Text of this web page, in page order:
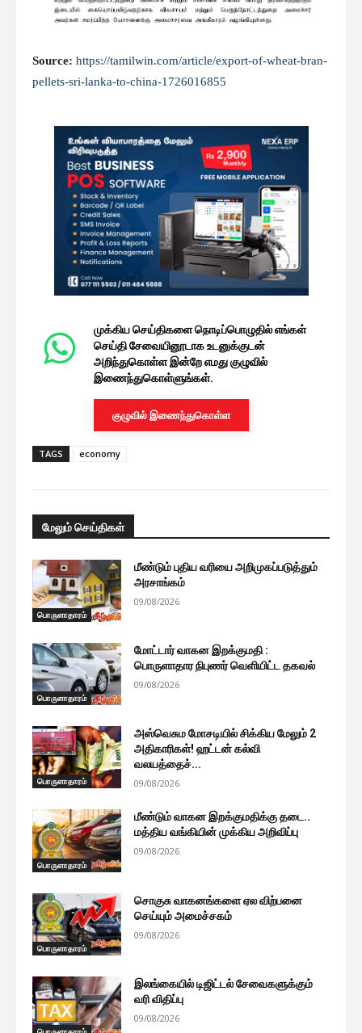
Source: https://tamilwin.com/article/export-of-wheat-bran-
pellets-sri-lanka-to-china-1726016855
முக்கிய செய்திகளை நொடிப்பொழுதில் எங்கள்
செய்தி சேவையினூடாக உடனுக்குடன்
அறிந்துகொள்ள இன்றே எமது குழுவில்
இணைந்துகொள்ளுங்கள்.
குழுவில் இணைந்துகொள்ள
TAGS economy
மேலும் செய்திகள்
பொருளாதாரம்
மீண்டும் புதிய வரியை அறிமுகப்படுத்தும்
அரசாங்கம்
09/08/2026
பொருளாதாரம்
மோட்டார் வாகன இறக்குமதி :
பொருளாதார நிபுணர் வெளியிட்ட தகவல்
09/08/2026
பொருளாதாரம்
அஸ்வெசும மோசடியில் சிக்கிய மேலும் 2
அதிகாரிகள்! ஹட்டன் கல்வி
வலயத்தைச்...
09/08/2026
பொருளாதாரம்
மீண்டும் வாகன இறக்குமதிக்கு தடை..
மத்திய வங்கியின் முக்கிய அறிவிப்பு
09/08/2026
பொருளாதாரம்
சொகுசு வாகனங்களை ஏல விற்பனை
செய்யும் அமைச்சகம்
09/08/2026
இலங்கையில் டிஜிட்டல் சேவைகளுக்கும்
வரி விதிப்பு
09/08/2026